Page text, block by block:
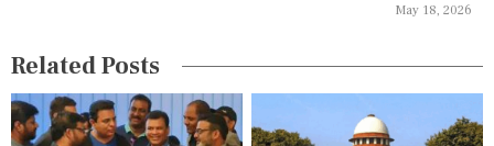
n
May 18, 2026
Related Posts